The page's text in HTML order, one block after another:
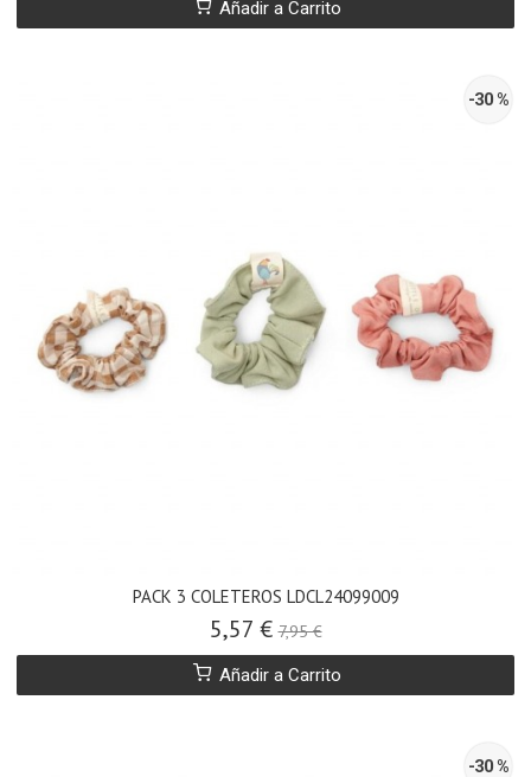
Añadir a Carrito
-30 %
PACK 3 COLETEROS LDCL24099009
5,57 €7,95 €
Añadir a Carrito
-30 %